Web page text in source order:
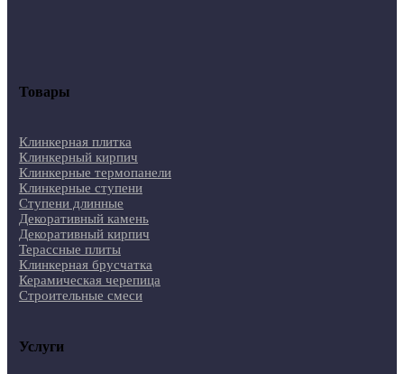
Товары
Клинкерная плитка
Клинкерный кирпич
Клинкерные термопанели
Клинкерные ступени
Ступени длинные
Декоративный камень
Декоративный кирпич
Терассные плиты
Клинкерная брусчатка
Керамическая черепица
Строительные смеси
Услуги